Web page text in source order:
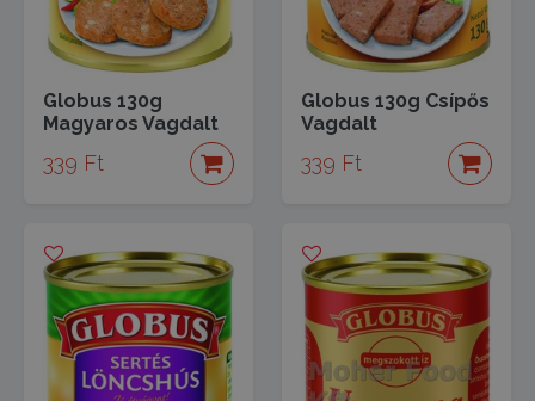
Globus 130g
Magyaros Vagdalt
339 Ft
Globus 130g Csípős
Vagdalt
339 Ft